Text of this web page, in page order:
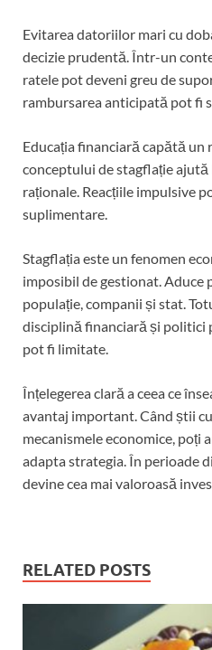
Evitarea datoriilor mari cu
decizie prudentă. Într-un
ratele pot deveni greu de
rambursarea anticipată pot fi
Educația financiară capătă un
conceptului de stagflație ajută
raționale. Reacțiile impulsive
suplimentare.
Stagflația este un fenomen
imposibil de gestionat. Aduce
populație, companii și stat.
disciplină financiară și politici
pot fi limitate.
Înțelegerea clară a ceea ce
avantaj important. Când știi
mecanismele economice, poți
adapta strategia. În perioade
devine cea mai valoroasă
RELATED POSTS